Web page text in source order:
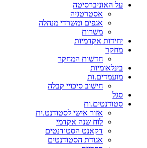
על האוניברסיטה
אסטרטגיה
אגפים ומשרדי מנהלה
משרות
יחידות אקדמיות
מחקר
חדשות המחקר
בינלאומיות
מועמדים.ות
חישוב סיכויי קבלה
סגל
סטודנטים.ות
אזור אישי לסטודנט.ית
לוח שנה אקדמי
דקאנט הסטודנטים
אגודת הסטודנטים